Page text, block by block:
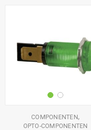
COMPONENTEN,
OPTO-COMPONENTEN